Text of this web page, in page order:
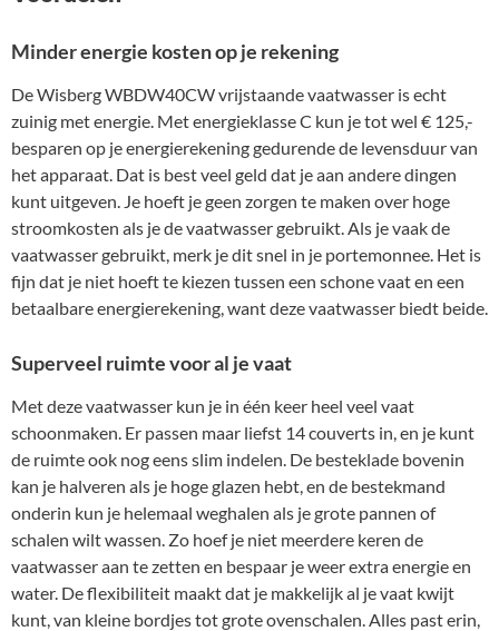
Minder energie kosten op je rekening
De Wisberg WBDW40CW vrijstaande vaatwasser is echt
zuinig met energie. Met energieklasse C kun je tot wel € 125,-
besparen op je energierekening gedurende de levensduur van
het apparaat. Dat is best veel geld dat je aan andere dingen
kunt uitgeven. Je hoeft je geen zorgen te maken over hoge
stroomkosten als je de vaatwasser gebruikt. Als je vaak de
vaatwasser gebruikt, merk je dit snel in je portemonnee. Het is
fijn dat je niet hoeft te kiezen tussen een schone vaat en een
betaalbare energierekening, want deze vaatwasser biedt beide.
Superveel ruimte voor al je vaat
Met deze vaatwasser kun je in één keer heel veel vaat
schoonmaken. Er passen maar liefst 14 couverts in, en je kunt
de ruimte ook nog eens slim indelen. De besteklade bovenin
kan je halveren als je hoge glazen hebt, en de bestekmand
onderin kun je helemaal weghalen als je grote pannen of
schalen wilt wassen. Zo hoef je niet meerdere keren de
vaatwasser aan te zetten en bespaar je weer extra energie en
water. De flexibiliteit maakt dat je makkelijk al je vaat kwijt
kunt, van kleine bordjes tot grote ovenschalen. Alles past erin,